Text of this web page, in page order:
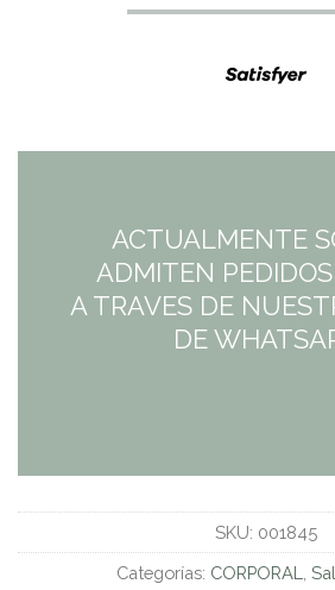
ACTUALMENTE
ADMITEN
A TRAVES DE
DE
SKU: 001845
Categorías: CORPORAL